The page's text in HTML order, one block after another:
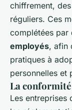
chiffrement,
réguliers. Ces
complétées par
employés, afin
pratiques à
personnelles et
La
Les entreprises